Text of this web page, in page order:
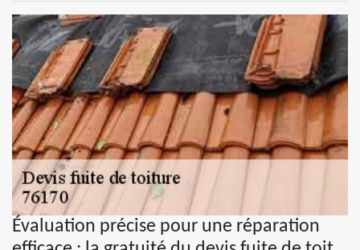
Évaluation précise pour une réparation